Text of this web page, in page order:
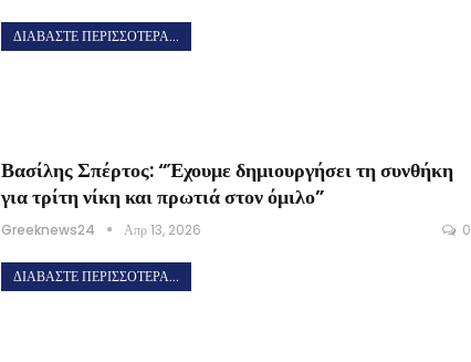
ΔΙΑΒΆΣΤΕ ΠΕΡΙΣΣΌΤΕΡΑ...
Βασίλης Σπέρτος: “Έχουμε δημιουργήσει τη συνθήκη
για τρίτη νίκη και πρωτιά στον όμιλο”
Greeknews24 Απρ 13, 2026 0
ΔΙΑΒΆΣΤΕ ΠΕΡΙΣΣΌΤΕΡΑ...